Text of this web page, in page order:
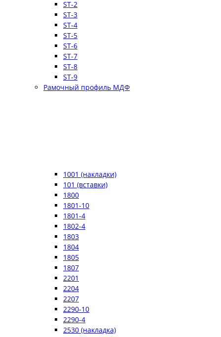
ST-2
ST-3
ST-4
ST-5
ST-6
ST-7
ST-8
ST-9
Рамочный профиль МДФ
1001 (накладки)
101 (вставки)
1800
1801-10
1801-4
1802-4
1803
1804
1805
1807
2201
2204
2207
2290-10
2290-4
2530 (накладка)